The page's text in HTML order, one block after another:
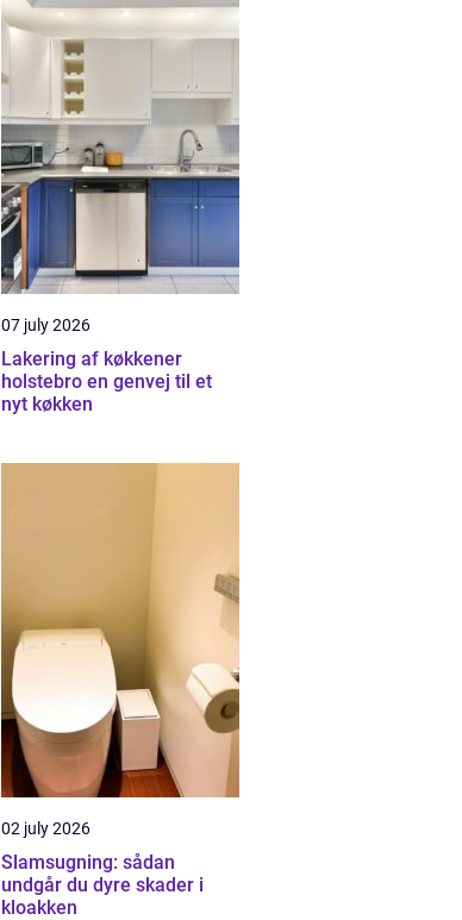
07 july 2026
Lakering af køkkener
holstebro en genvej til et
nyt køkken
02 july 2026
Slamsugning: sådan
undgår du dyre skader i
kloakken